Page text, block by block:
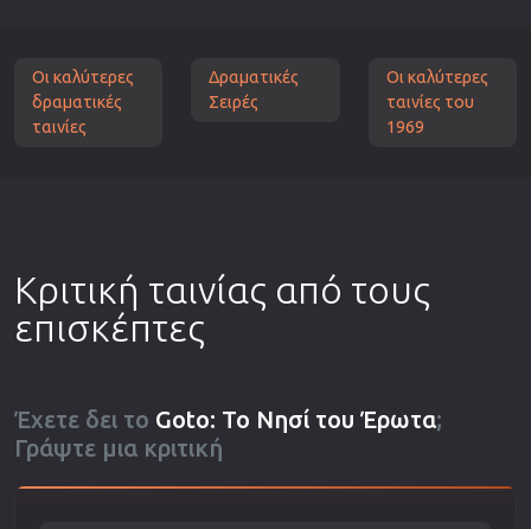
Οι καλύτερες
δραματικές
ταινίες
Δραματικές
Σειρές
Οι καλύτερες
ταινίες του
1969
Κριτική ταινίας από τους
επισκέπτες
Έχετε δει το Goto: Το Νησί του Έρωτα;
Γράψτε μια κριτική